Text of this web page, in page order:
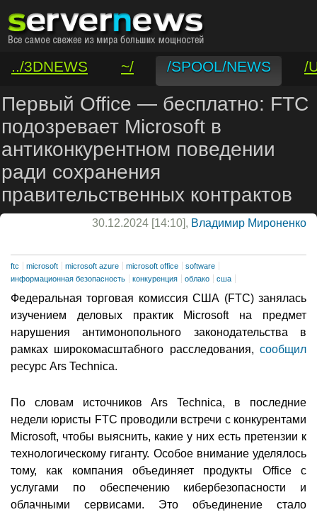
../3DNEWS ~/ /SPOOL/NEWS
/
/VAR/CONTACT
Первый Office — бесплатно: FTC
подозревает Microsoft в
антиконкурентном поведении
ради сохранения
правительственных контрактов
30.12.2024 [14:10], Владимир Мироненко
ftc microsoft microsoft azure microsoft office
software
информационная безопасность
конкуренция облако сша
Федеральная торговая комиссия США (FTC) занялась
изучением деловых практик Microsoft на предмет
нарушения антимонопольного законодательства в
рамках широкомасштабного расследования, сообщил
ресурс Ars Technica.
По словам источников Ars Technica, в последние
недели юристы FTC проводили встречи с конкурентами
Microsoft, чтобы выяснить, какие у них есть претензии к
технологическому гиганту. Особое внимание уделялось
тому, как компания объединяет продукты Office с
услугами по обеспечению кибербезопасности и
облачными сервисами. Это объединение стало